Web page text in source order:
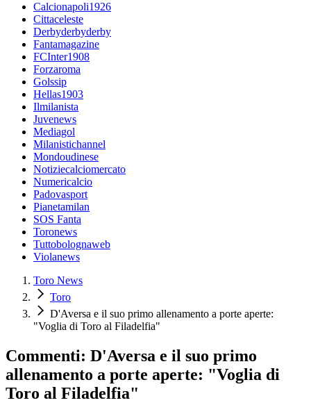
Calcionapoli1926
Cittaceleste
Derbyderbyderby
Fantamagazine
FCInter1908
Forzaroma
Golssip
Hellas1903
Ilmilanista
Juvenews
Mediagol
Milanistichannel
Mondoudinese
Notiziecalciomercato
Numericalcio
Padovasport
Pianetamilan
SOS Fanta
Toronews
Tuttobolognaweb
Violanews
Toro News
Toro
D'Aversa e il suo primo allenamento a porte aperte:
"Voglia di Toro al Filadelfia"
Commenti: D'Aversa e il suo primo
allenamento a porte aperte: "Voglia di
Toro al Filadelfia"